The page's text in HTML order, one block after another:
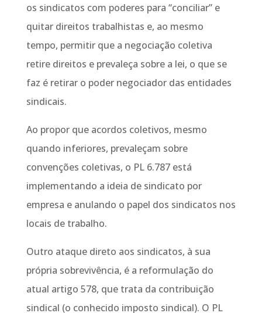
os sindicatos com poderes para “conciliar” e
quitar direitos trabalhistas e, ao mesmo
tempo, permitir que a negociação coletiva
retire direitos e prevaleça sobre a lei, o que se
faz é retirar o poder negociador das entidades
sindicais.
Ao propor que acordos coletivos, mesmo
quando inferiores, prevaleçam sobre
convenções coletivas, o PL 6.787 está
implementando a ideia de sindicato por
empresa e anulando o papel dos sindicatos nos
locais de trabalho.
Outro ataque direto aos sindicatos, à sua
própria sobrevivência, é a reformulação do
atual artigo 578, que trata da contribuição
sindical (o conhecido imposto sindical). O PL